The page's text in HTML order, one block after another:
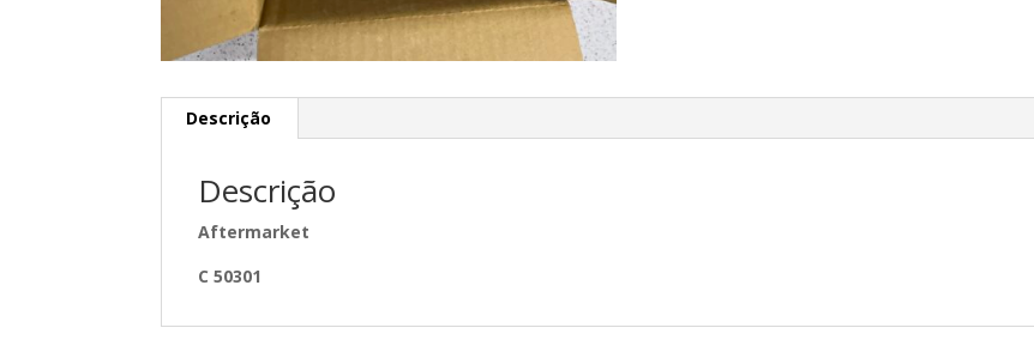
Descrição
Descrição
Aftermarket
C 50301